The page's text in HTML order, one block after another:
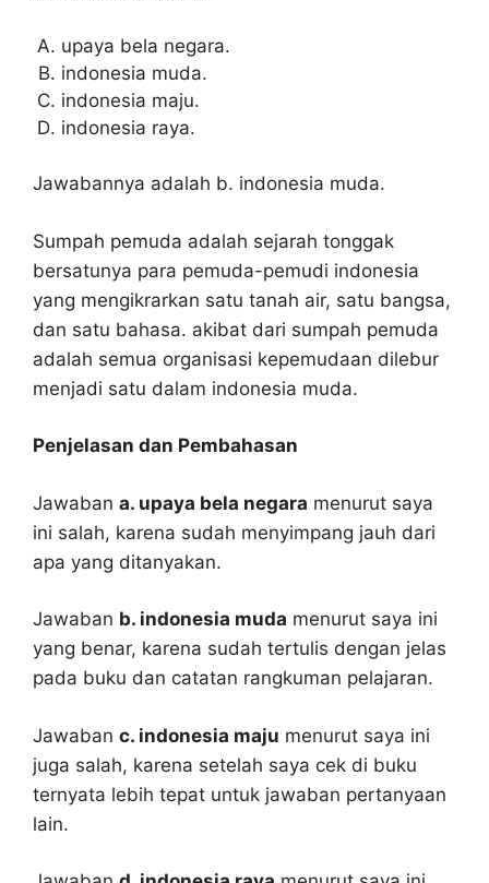
upaya bela negara.
indonesia muda.
indonesia maju.
indonesia raya.
Jawabannya adalah b. indonesia muda.
Sumpah pemuda adalah sejarah tonggak
bersatunya para pemuda-pemudi indonesia
yang mengikrarkan satu tanah air, satu bangsa,
dan satu bahasa. akibat dari sumpah pemuda
adalah semua organisasi kepemudaan dilebur
menjadi satu dalam indonesia muda.
Penjelasan dan Pembahasan
Jawaban a. upaya bela negara menurut saya
ini salah, karena sudah menyimpang jauh dari
apa yang ditanyakan.
Jawaban b. indonesia muda menurut saya ini
yang benar, karena sudah tertulis dengan jelas
pada buku dan catatan rangkuman pelajaran.
Jawaban c. indonesia maju menurut saya ini
juga salah, karena setelah saya cek di buku
ternyata lebih tepat untuk jawaban pertanyaan
lain.